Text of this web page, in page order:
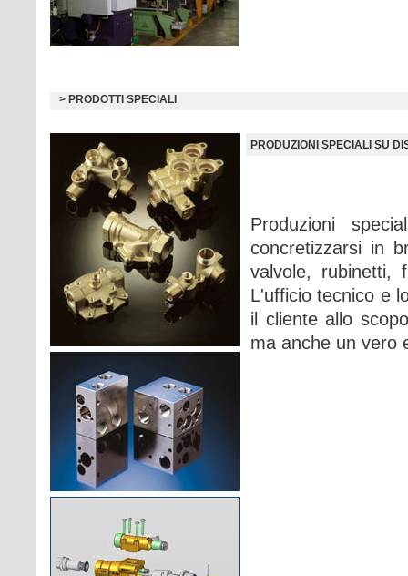
> PRODOTTI SPECIALI
PRODUZIONI SPECIALI SU
Produzioni
concretizzarsi in
valvole,
L'ufficio tecnico e
il cliente allo
ma anche un vero